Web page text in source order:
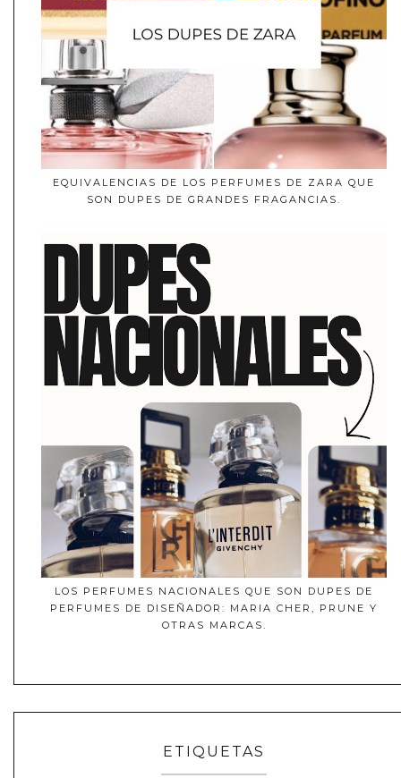
EQUIVALENCIAS DE LOS PERFUMES DE ZARA QUE
SON DUPES DE GRANDES FRAGANCIAS.
LOS PERFUMES NACIONALES QUE SON DUPES DE
PERFUMES DE DISEÑADOR: MARIA CHER, PRUNE Y
OTRAS MARCAS.
ETIQUETAS